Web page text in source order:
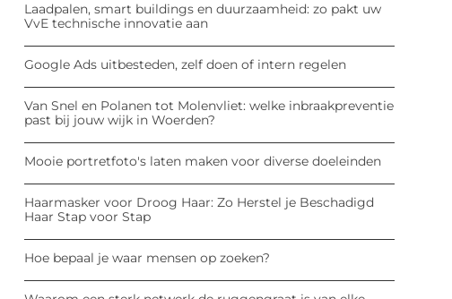
Laadpalen, smart buildings en duurzaamheid: zo pakt uw
VvE technische innovatie aan
Google Ads uitbesteden, zelf doen of intern regelen
Van Snel en Polanen tot Molenvliet: welke inbraakpreventie
past bij jouw wijk in Woerden?
Mooie portretfoto's laten maken voor diverse doeleinden
Haarmasker voor Droog Haar: Zo Herstel je Beschadigd
Haar Stap voor Stap
Hoe bepaal je waar mensen op zoeken?